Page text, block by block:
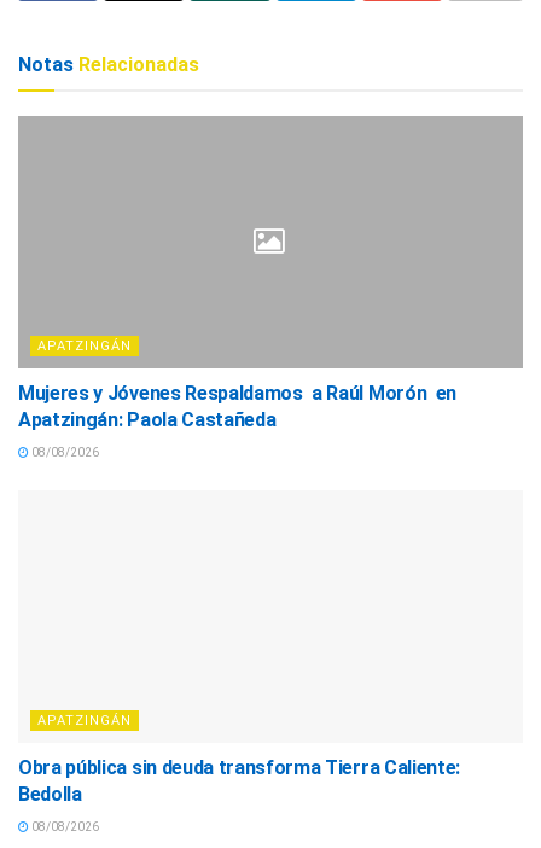
Notas Relacionadas
APATZINGÁN
Mujeres y Jóvenes Respaldamos a Raúl Morón en
Apatzingán: Paola Castañeda
08/08/2026
APATZINGÁN
Obra pública sin deuda transforma Tierra Caliente:
Bedolla
08/08/2026